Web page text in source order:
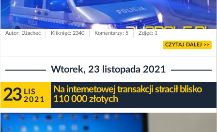
Autor: Dżacheć Kliknięć: 2340 Komentarzy: 5 Zdjęć: 1
CZYTAJ DALEJ >>
Wtorek, 23 listopada 2021
23 LIS
2021
Na internetowej transakcji stracił blisko
110 000 złotych